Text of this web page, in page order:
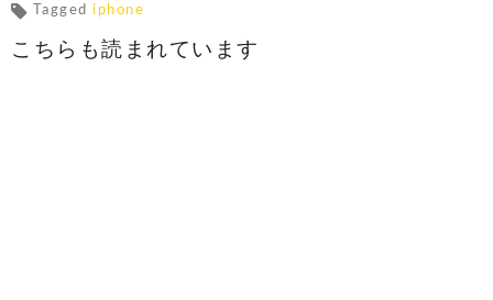
Tagged iphone
こちらも読まれています